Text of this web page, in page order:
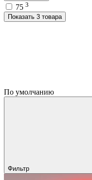
75 3
Показать 3 товара
По умолчанию
Фильтр